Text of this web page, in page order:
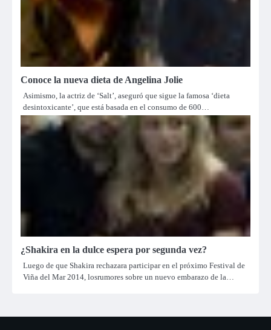
Conoce la nueva dieta de Angelina Jolie
Asimismo, la actriz de ‘Salt’, aseguró que sigue la famosa ‘dieta
desintoxicante’, que está basada en el consumo de 600…
¿Shakira en la dulce espera por segunda vez?
Luego de que Shakira rechazara participar en el próximo Festival de
Viña del Mar 2014, losrumores sobre un nuevo embarazo de la…